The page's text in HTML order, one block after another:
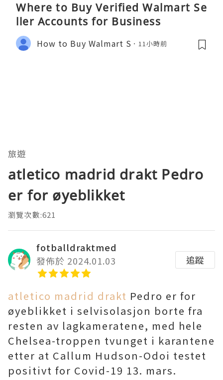
Where to Buy Verified Walmart Se
ller Accounts for Business
How to Buy Walmart S 11小時前
旅遊
atletico madrid drakt Pedro
er for øyeblikket
瀏覽次數:621
fotballdraktmed
發佈於 2024.01.03
追蹤
atletico madrid drakt Pedro er for
øyeblikket i selvisolasjon borte fra
resten av lagkameratene, med hele
Chelsea-troppen tvunget i karantene
etter at Callum Hudson-Odoi testet
positivt for Covid-19 13. mars.